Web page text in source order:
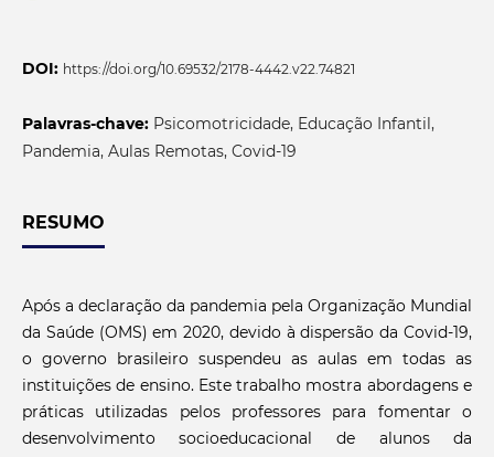
DOI: https://doi.org/10.69532/2178-4442.v22.74821
Palavras-chave: Psicomotricidade, Educação Infantil,
Pandemia, Aulas Remotas, Covid-19
RESUMO
Após a declaração da pandemia pela Organização Mundial
da Saúde (OMS) em 2020, devido à dispersão da Covid-19,
o governo brasileiro suspendeu as aulas em todas as
instituições de ensino. Este trabalho mostra abordagens e
práticas utilizadas pelos professores para fomentar o
desenvolvimento socioeducacional de alunos da